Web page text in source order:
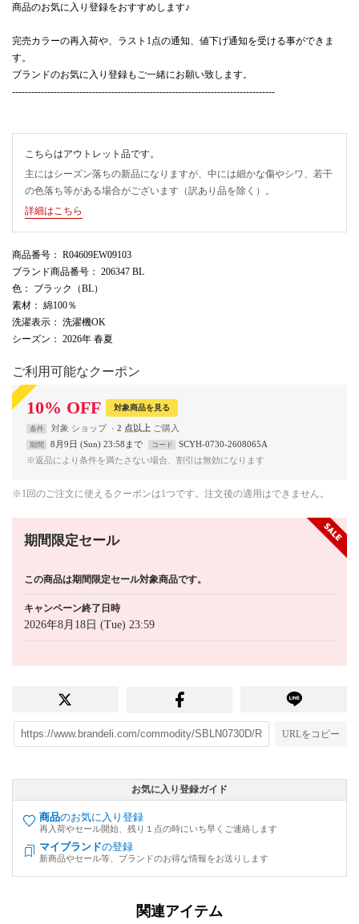
商品のお気に入り登録をおすすめします♪
完売カラーの再入荷や、ラスト1点の通知、値下げ通知を受ける事ができま
す。
ブランドのお気に入り登録もご一緒にお願い致します。
----------------------------------------------------------------------------------
こちらはアウトレット品です。
主にはシーズン落ちの新品になりますが、中には細かな傷やシワ、若干
の色落ち等がある場合がございます（訳あり品を除く）。
詳細はこちら
商品番号 ： R04609EW09103
ブランド商品番号 ： 206347 BL
色 ： ブラック（BL）
素材 ： 綿100％
洗濯表示 ： 洗濯機OK
シーズン ： 2026年 春夏
ご利用可能なクーポン
10% OFF 対象商品を見る
条件 対象 ショップ 2 点以上
期間 8月9日 (Sun) 23:58まで コード
SCYH-0730-2608065A
※返品により条件を満たさない場合、割引は無効になります
※1回のご注文に使えるクーポンは1つです。注文後の適用はできません。
期間限定セール
この商品は期間限定セール対象商品です。
キャンペーン終了日時
2026年8月18日 (Tue) 23:59
URLをコピー
お気に入り登録ガイド
商品のお気に入り登録
再入荷やセール開始、残り１点の時にいち早くご連絡します
マイブランドの登録
新商品やセール等、ブランドのお得な情報をお送りします
関連アイテム